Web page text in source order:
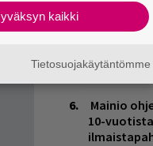
Mainioita
nämä
Mainio
10-
kaikki
Tietosuojakäytäntömme